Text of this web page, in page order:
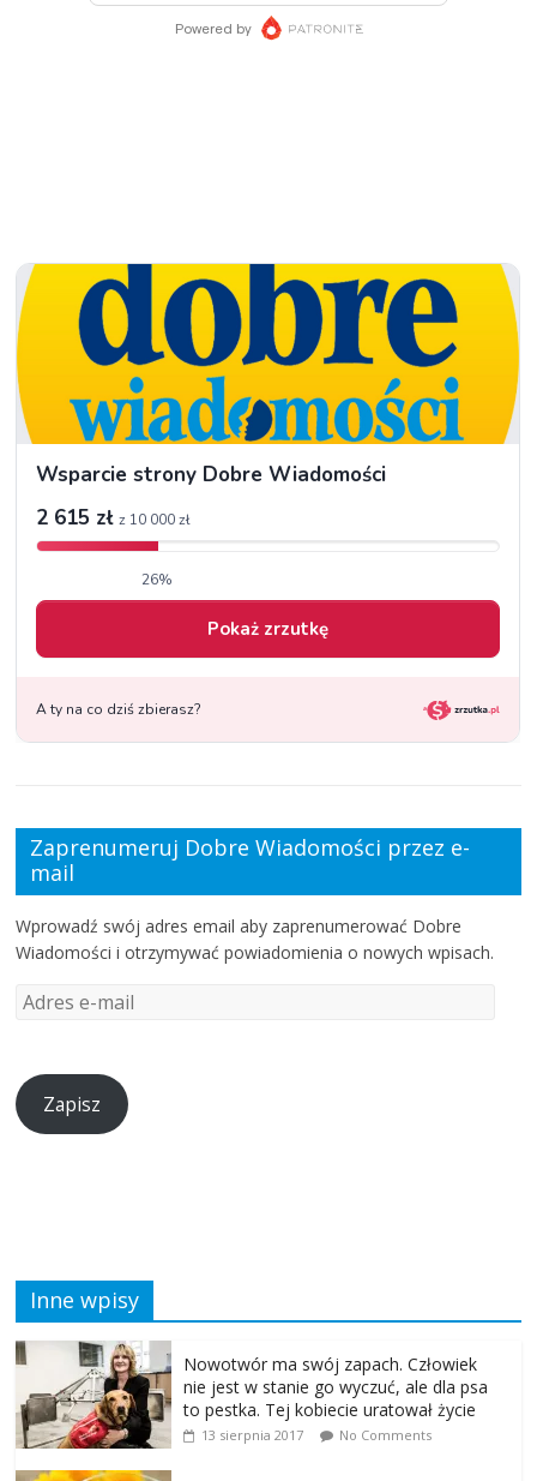
Zaprenumeruj Dobre Wiadomości przez e-
mail
Wprowadź swój adres email aby zaprenumerować Dobre
Wiadomości i otrzymywać powiadomienia o nowych wpisach.
Zapisz
Inne wpisy
Nowotwór ma swój zapach. Człowiek
nie jest w stanie go wyczuć, ale dla psa
to pestka. Tej kobiecie uratował życie
13 sierpnia 2017 No Comments